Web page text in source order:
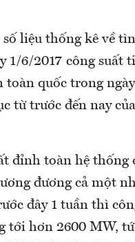
liệu thống kê về
1/6/2017 công suất
toàn quốc trong
từ trước đến nay
đỉnh toàn hệ thống
đương cả một
đây 1 tuần thì
tới hơn 2600 MW,